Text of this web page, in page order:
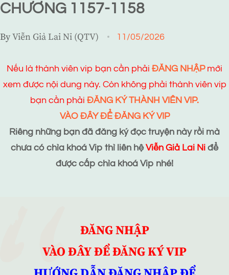
CHƯƠNG 1157-1158
ByViễn Giả Lai Ni (QTV) 11/05/2026
Nếu là thành viên vip bạn cần phải ĐĂNG NHẬPmới
xem được nội dung này. Còn không phải thành viên vip
bạn cần phải ĐĂNG KÝ THÀNH VIÊN VIP.
VÀO ĐÂY ĐỂ ĐĂNG KÝ VIP
Riêng những bạn đã đăng ký đọc truyện này rồi mà
chưa có chìa khoá Vip thì liên hệViễn Giả Lai Ni để
được cấp chìa khoá Vip nhé!
ĐĂNG NHẬP
VÀO ĐÂY ĐỂ ĐĂNG KÝ VIP